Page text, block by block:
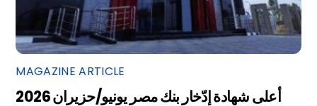
MAGAZINE ARTICLE
أعلى شهادة إدّخار بنك مصر يونيو/حزيران 2026